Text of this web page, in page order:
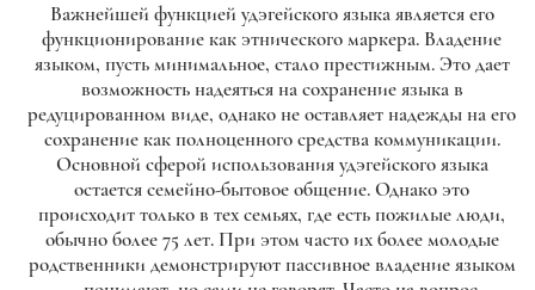
Важнейшей функцией удэгейского языка является его
функционирование как этнического маркера. Владение
языком, пусть минимальное, стало престижным. Это дает
возможность надеяться на сохранение языка в
редуцированном виде, однако не оставляет надежды на его
сохранение как полноценного средства коммуникации.
Основной сферой использования удэгейского языка
остается семейно-бытовое общение. Однако это
происходит только в тех семьях, где есть пожилые люди,
обычно более 75 лет. При этом часто их более молодые
родственники демонстрируют пассивное владение языком